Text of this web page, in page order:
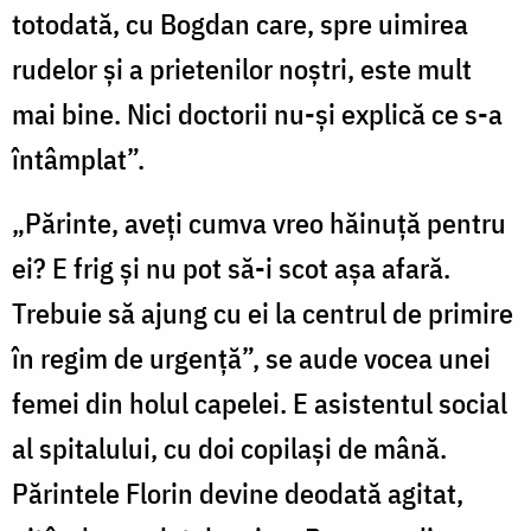
totodată, cu Bogdan care, spre uimirea
rudelor şi a prietenilor noştri, este mult
mai bine. Nici doctorii nu-şi explică ce s-a
întâmplat”.
„Părinte, aveţi cumva vreo hăinuţă pentru
ei? E frig şi nu pot să-i scot aşa afară.
Trebuie să ajung cu ei la centrul de primire
în regim de urgenţă”, se aude vocea unei
femei din holul capelei. E asistentul social
al spitalului, cu doi copilaşi de mână.
Părintele Florin devine deodată agitat,